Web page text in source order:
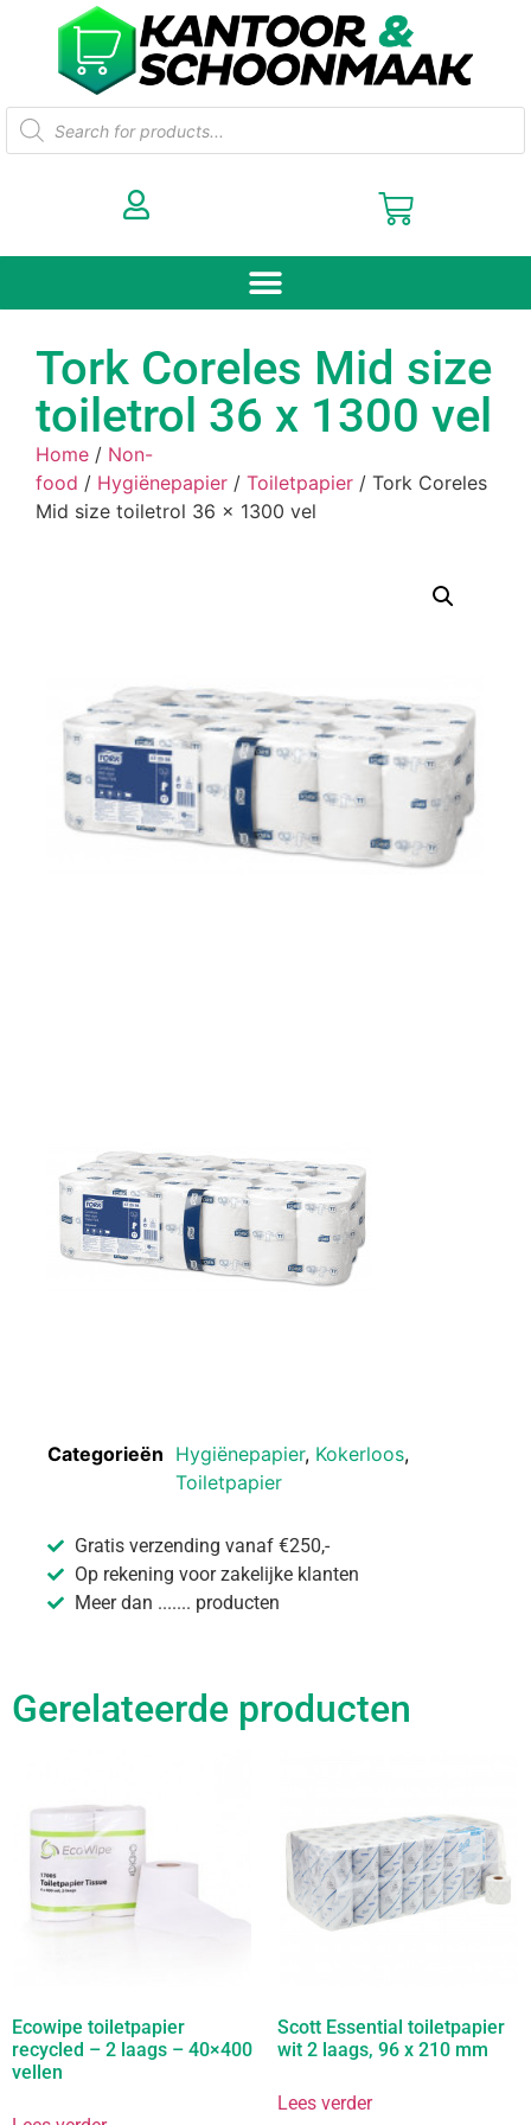
Tork Coreles Mid size
toiletrol 36 x 1300 vel
Home / Non-
food / Hygiënepapier / Toiletpapier / Tork Coreles
Mid size toiletrol 36 x 1300 vel
Categorieën Hygiënepapier, Kokerloos,
Toiletpapier
Gratis verzending vanaf €250,-
Op rekening voor zakelijke klanten
Meer dan ....... producten
Gerelateerde producten
Ecowipe toiletpapier
recycled – 2 laags – 40×400
vellen
Scott Essential toiletpapier
wit 2 laags, 96 x 210 mm
Lees verder